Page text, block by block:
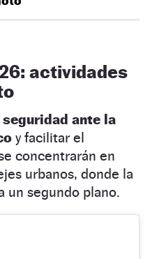
actividades
ante la
y facilitar el
concentrarán en
urbanos, donde la
un segundo plano.